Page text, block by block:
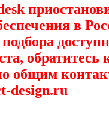
в
обратитесь
общим
design.ru